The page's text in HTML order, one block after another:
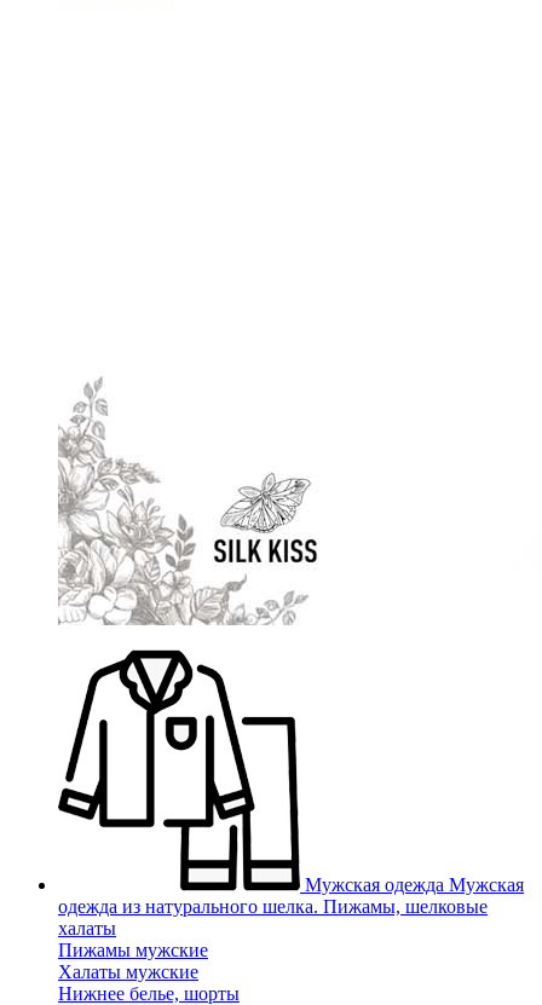
Мужская одежда Мужская
одежда из натурального шелка. Пижамы, шелковые
халаты
Пижамы мужские
Халаты мужские
Нижнее белье, шорты